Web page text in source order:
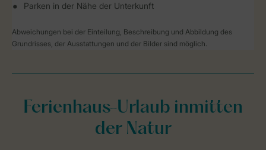
Parken in der Nähe der Unterkunft
Abweichungen bei der Einteilung, Beschreibung und Abbildung des
Grundrisses, der Ausstattungen und der Bilder sind möglich.
Ferienhaus-Urlaub inmitten
der Natur